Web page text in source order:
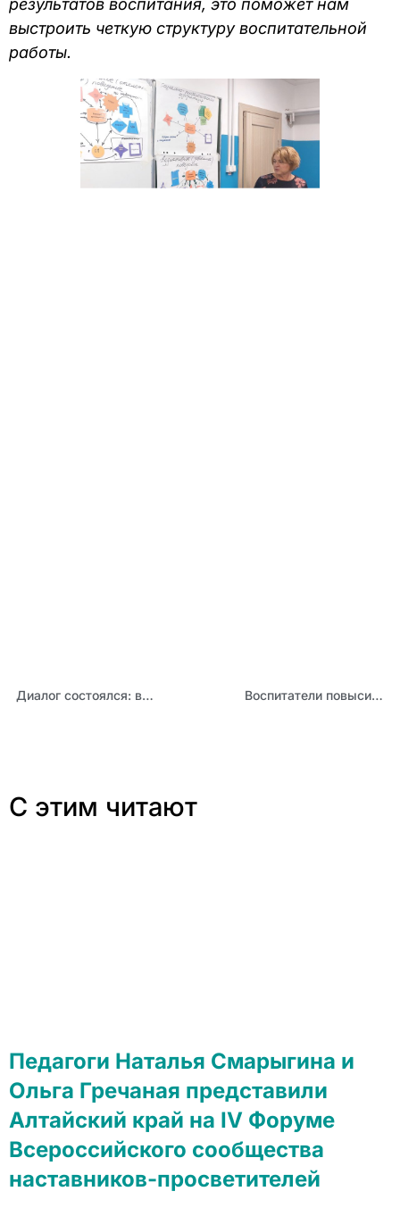
результатов воспитания, это поможет нам
выстроить четкую структуру воспитательной
работы.
Диалог состоялся: в Дни образования и науки на Алтае прошла диалоговая площадка «Приоритеты государственной политики в сфере воспитания» Воспитатели повысили квалификацию по программе «Обучение основам шахматной игры»
С этим читают
Педагоги Наталья Смарыгина и
Ольга Гречаная представили
Алтайский край на IV Форуме
Всероссийского сообщества
наставников-просветителей